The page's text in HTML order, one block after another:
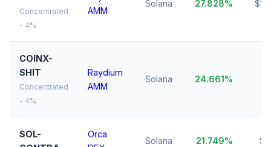
Concentrated
- 4%
AMM
Solana 27.828%
COINX-
SHIT
Concentrated
- 4%
Raydium
AMM
Solana 24.661%
SOL-
Orca
Solana 21.749%